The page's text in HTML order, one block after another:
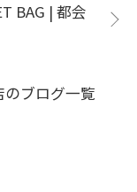
BAG | 都会
のブログ一覧